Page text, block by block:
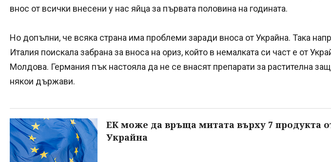
внос от всички внесени у нас яйца за първата половина на годината.
Но допълни, че всяка страна има проблеми заради вноса от Украйна. Така
Италия поискала забрана за вноса на ориз, който в немалката си част е от
Молдова. Германия пък настояла да не се внасят препарати за растителна
някои държави.
ЕК може да връща митата върху 7 продукта
Украйна